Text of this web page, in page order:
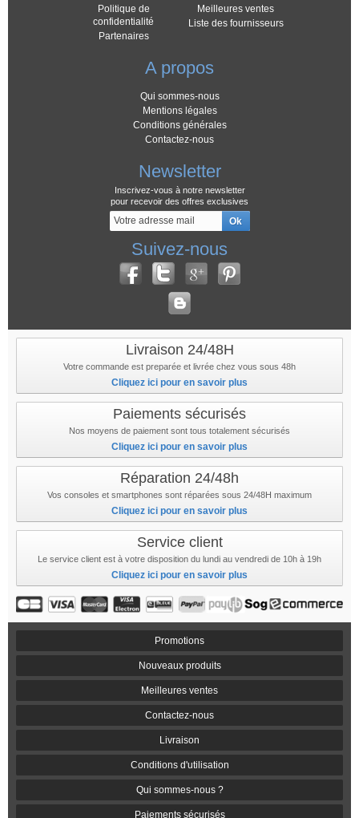
Politique de
confidentialité
Partenaires
Meilleures ventes
Liste des fournisseurs
A propos
Qui sommes-nous
Mentions légales
Conditions générales
Contactez-nous
Newsletter
Inscrivez-vous à notre newsletter
pour recevoir des offres exclusives
Suivez-nous
Livraison 24/48H
Votre commande est preparée et livrée chez vous sous 48h
Cliquez ici pour en savoir plus
Paiements sécurisés
Nos moyens de paiement sont tous totalement sécurisés
Cliquez ici pour en savoir plus
Réparation 24/48h
Vos consoles et smartphones sont réparées sous 24/48H maximum
Cliquez ici pour en savoir plus
Service client
Le service client est à votre disposition du lundi au vendredi de 10h à 19h
Cliquez ici pour en savoir plus
Promotions
Nouveaux produits
Meilleures ventes
Contactez-nous
Livraison
Conditions d'utilisation
Qui sommes-nous ?
Paiements sécurisés